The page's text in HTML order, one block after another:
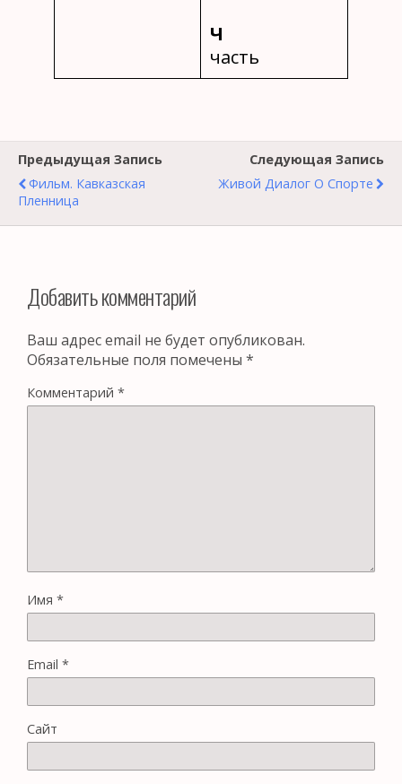
Ч
часть
Предыдущая Запись
Фильм. Кавказская
Пленница
Следующая Запись
Живой Диалог О Спорте
Добавить комментарий
Ваш адрес email не будет опубликован.
Обязательные поля помечены *
Комментарий *
Имя *
Email *
Сайт